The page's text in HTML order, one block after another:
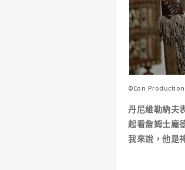
©Eon
丹尼維勒納夫
起看詹姆士龐
我來說，他是